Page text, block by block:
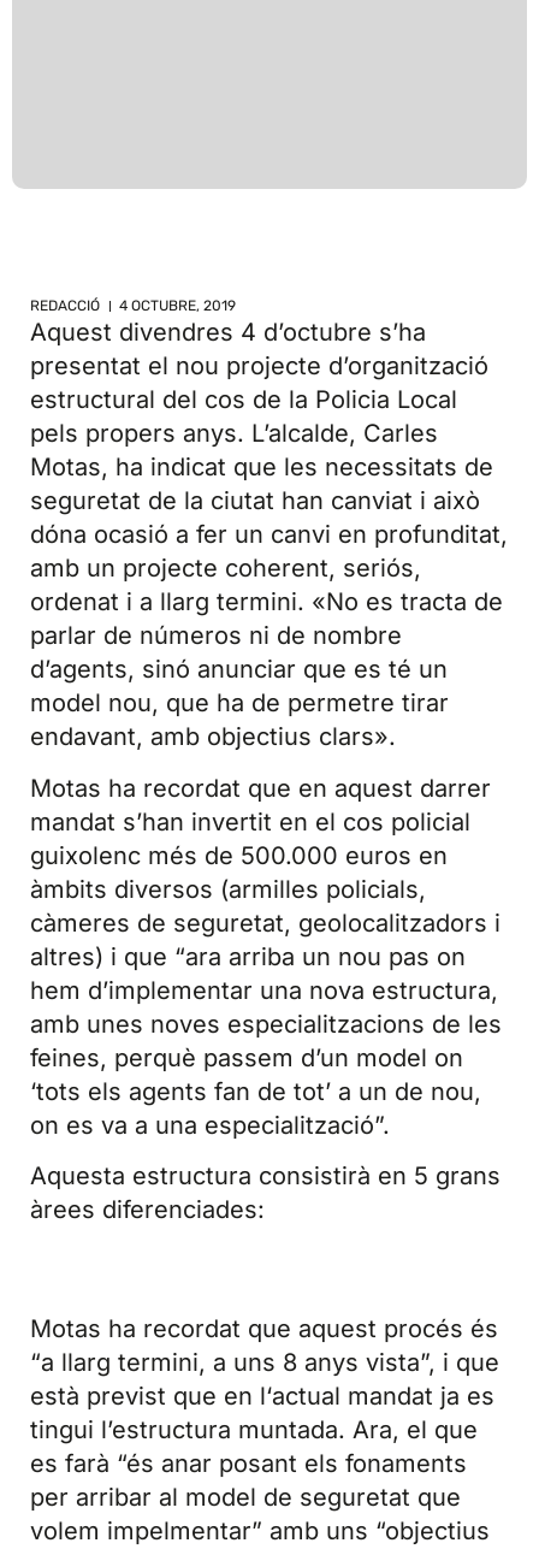
REDACCIÓ 4 OCTUBRE, 2019
Aquest divendres 4 d’octubre s’ha
presentat el nou projecte d’organització
estructural del cos de la Policia Local
pels propers anys. L’alcalde, Carles
Motas, ha indicat que les necessitats de
seguretat de la ciutat han canviat i això
dóna ocasió a fer un canvi en profunditat,
amb un projecte coherent, seriós,
ordenat i a llarg termini. «No es tracta de
parlar de números ni de nombre
d’agents, sinó anunciar que es té un
model nou, que ha de permetre tirar
endavant, amb objectius clars».
Motas ha recordat que en aquest darrer
mandat s’han invertit en el cos policial
guixolenc més de 500.000 euros en
àmbits diversos (armilles policials,
càmeres de seguretat, geolocalitzadors i
altres) i que “ara arriba un nou pas on
hem d’implementar una nova estructura,
amb unes noves especialitzacions de les
feines, perquè passem d’un model on
‘tots els agents fan de tot’ a un de nou,
on es va a una especialització”.
Aquesta estructura consistirà en 5 grans
àrees diferenciades:
Motas ha recordat que aquest procés és
“a llarg termini, a uns 8 anys vista”, i que
està previst que en l‘actual mandat ja es
tingui l’estructura muntada. Ara, el que
es farà “és anar posant els fonaments
per arribar al model de seguretat que
volem impelmentar” amb uns “objectius